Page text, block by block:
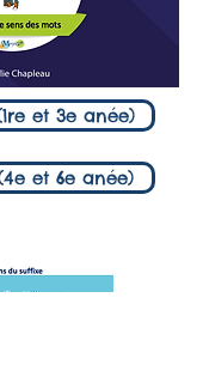
et 3e anée)
et 6e anée)